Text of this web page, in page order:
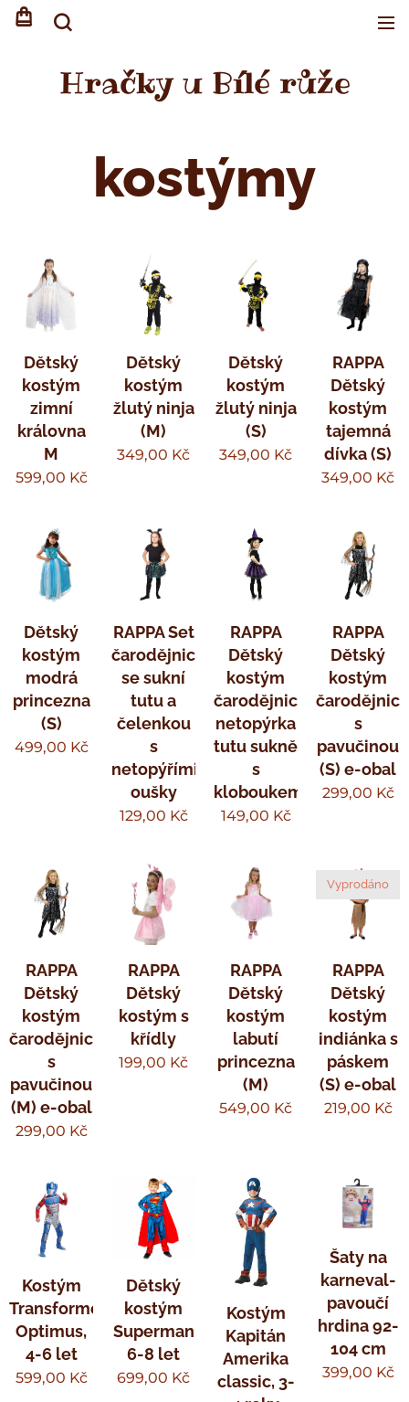
Hračky u Bílé růže
kostýmy
Dětský
kostým
zimní
královna
M
599,00 Kč
Dětský
kostým
žlutý ninja
(M)
349,00 Kč
Dětský
kostým
žlutý ninja
(S)
349,00 Kč
RAPPA
Dětský
kostým
tajemná
dívka (S)
349,00 Kč
Dětský
kostým
modrá
princezna
(S)
499,00 Kč
RAPPA Set
čarodějnice
se sukní
tutu a
čelenkou
s
netopýřími
oušky
129,00 Kč
RAPPA
Dětský
kostým
čarodějnice
netopýrka
tutu sukně
s
kloboukem
149,00 Kč
RAPPA
Dětský
kostým
čarodějnice
s
pavučinou
(S) e-obal
299,00 Kč
RAPPA
Dětský
kostým
čarodějnice
s
pavučinou
(M) e-obal
299,00 Kč
RAPPA
Dětský
kostým s
křídly
199,00 Kč
RAPPA
Dětský
kostým
labutí
princezna
(M)
549,00 Kč
RAPPA
Dětský
kostým
indiánka s
páskem
(S) e-obal
Vyprodáno
219,00 Kč
Kostým
Transformers
Optimus,
4-6 let
599,00 Kč
Dětský
kostým
Superman
6-8 let
699,00 Kč
Kostým
Kapitán
Amerika
classic, 3-
Šaty na
karneval-
pavoučí
hrdina 92-
104 cm
399,00 Kč